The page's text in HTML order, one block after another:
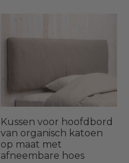
Kussen voor hoofdbord
van organisch katoen
op maat met
afneembare hoes